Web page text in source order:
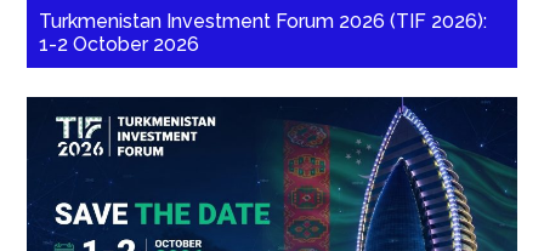
Turkmenistan Investment Forum 2026 (TIF 2026):
1-2 October 2026